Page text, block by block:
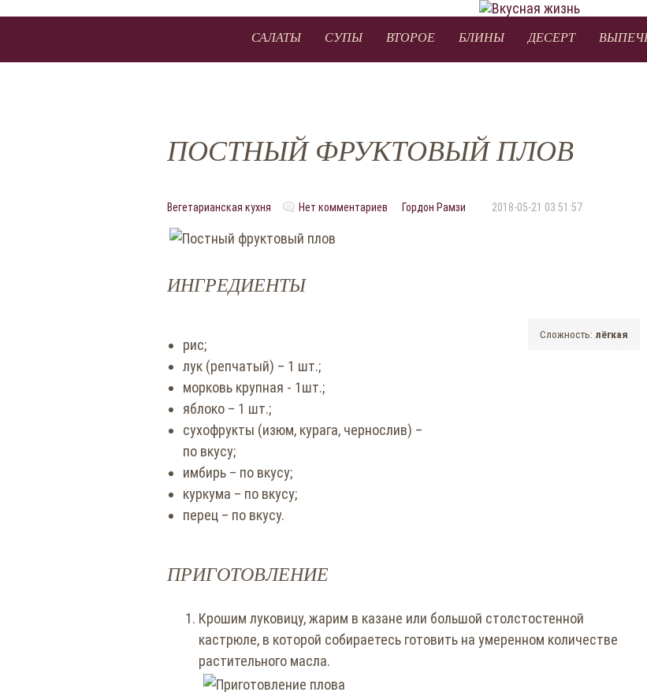
САЛАТЫ СУПЫ ВТОРОЕ БЛИНЫ ДЕСЕРТ
ПОСТНЫЙ ФРУКТОВЫЙ ПЛОВ
Вегетарианская кухня Нет комментариев Гордон Рамзи 2018-05-21 03:51:57
ИНГРЕДИЕНТЫ
рис;
лук (репчатый) – 1 шт.;
морковь крупная - 1шт.;
яблоко – 1 шт.;
сухофрукты (изюм, курага, чернослив) –
по вкусу;
имбирь – по вкусу;
куркума – по вкусу;
перец – по вкусу.
Сложность:лёгкая
ПРИГОТОВЛЕНИЕ
Крошим луковицу, жарим в казане или большой столстостенной
кастрюле, в которой собираетесь готовить на умеренном количестве
растительного масла.